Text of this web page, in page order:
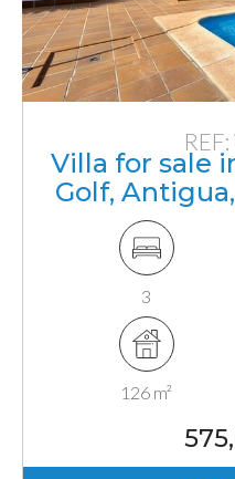
Villa for sale
Golf,
3
126 m²